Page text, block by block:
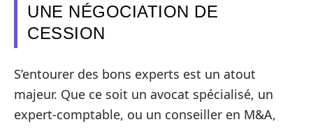
UNE NÉGOCIATION DE
CESSION
S’entourer des bons experts est un atout
majeur. Que ce soit un avocat spécialisé, un
expert-comptable, ou un conseiller en M&A,